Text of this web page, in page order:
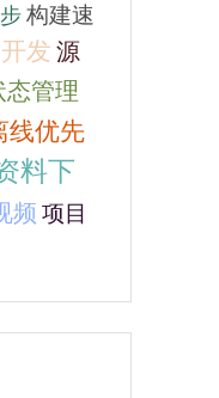
构建速
发 源
态管理
线优先
料下
频 项目